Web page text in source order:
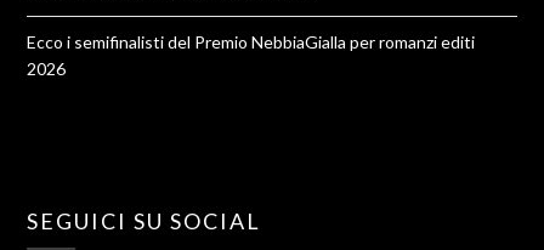
Ecco i semifinalisti del Premio NebbiaGialla per romanzi editi
2026
SEGUICI SU SOCIAL